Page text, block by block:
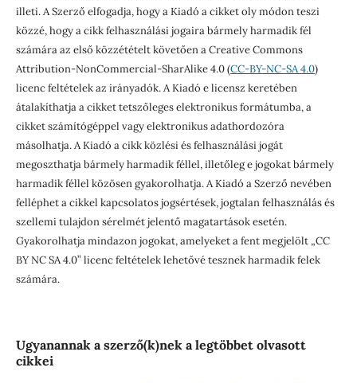
illeti. A Szerző elfogadja, hogy a Kiadó a cikket oly módon teszi
közzé, hogy a cikk felhasználási jogaira bármely harmadik fél
számára az első közzétételt követően a Creative Commons
Attribution-NonCommercial-SharAlike 4.0 (CC-BY-NC-SA 4.0)
licenc feltételek az irányadók. A Kiadó e licensz keretében
átalakíthatja a cikket tetszőleges elektronikus formátumba, a
cikket számítógéppel vagy elektronikus adathordozóra
másolhatja. A Kiadó a cikk közlési és felhasználási jogát
megoszthatja bármely harmadik féllel, illetőleg e jogokat bármely
harmadik féllel közösen gyakorolhatja. A Kiadó a Szerző nevében
felléphet a cikkel kapcsolatos jogsértések, jogtalan felhasználás és
szellemi tulajdon sérelmét jelentő magatartások esetén.
Gyakorolhatja mindazon jogokat, amelyeket a fent megjelölt „CC
BY NC SA 4.0” licenc feltételek lehetővé tesznek harmadik felek
számára.
Ugyanannak a szerző(k)nek a legtöbbet olvasott
cikkei